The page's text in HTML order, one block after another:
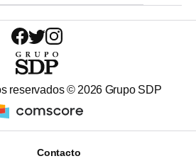
reservados ©2026 Grupo SDP
Contacto